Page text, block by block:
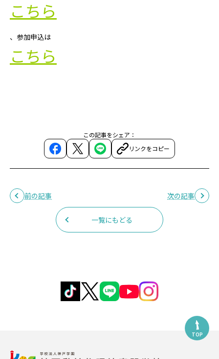
こちら
、参加申込は
こちら
この記事をシェア：
リンクをコピー
前の記事
一覧にもどる
次の記事
TOP